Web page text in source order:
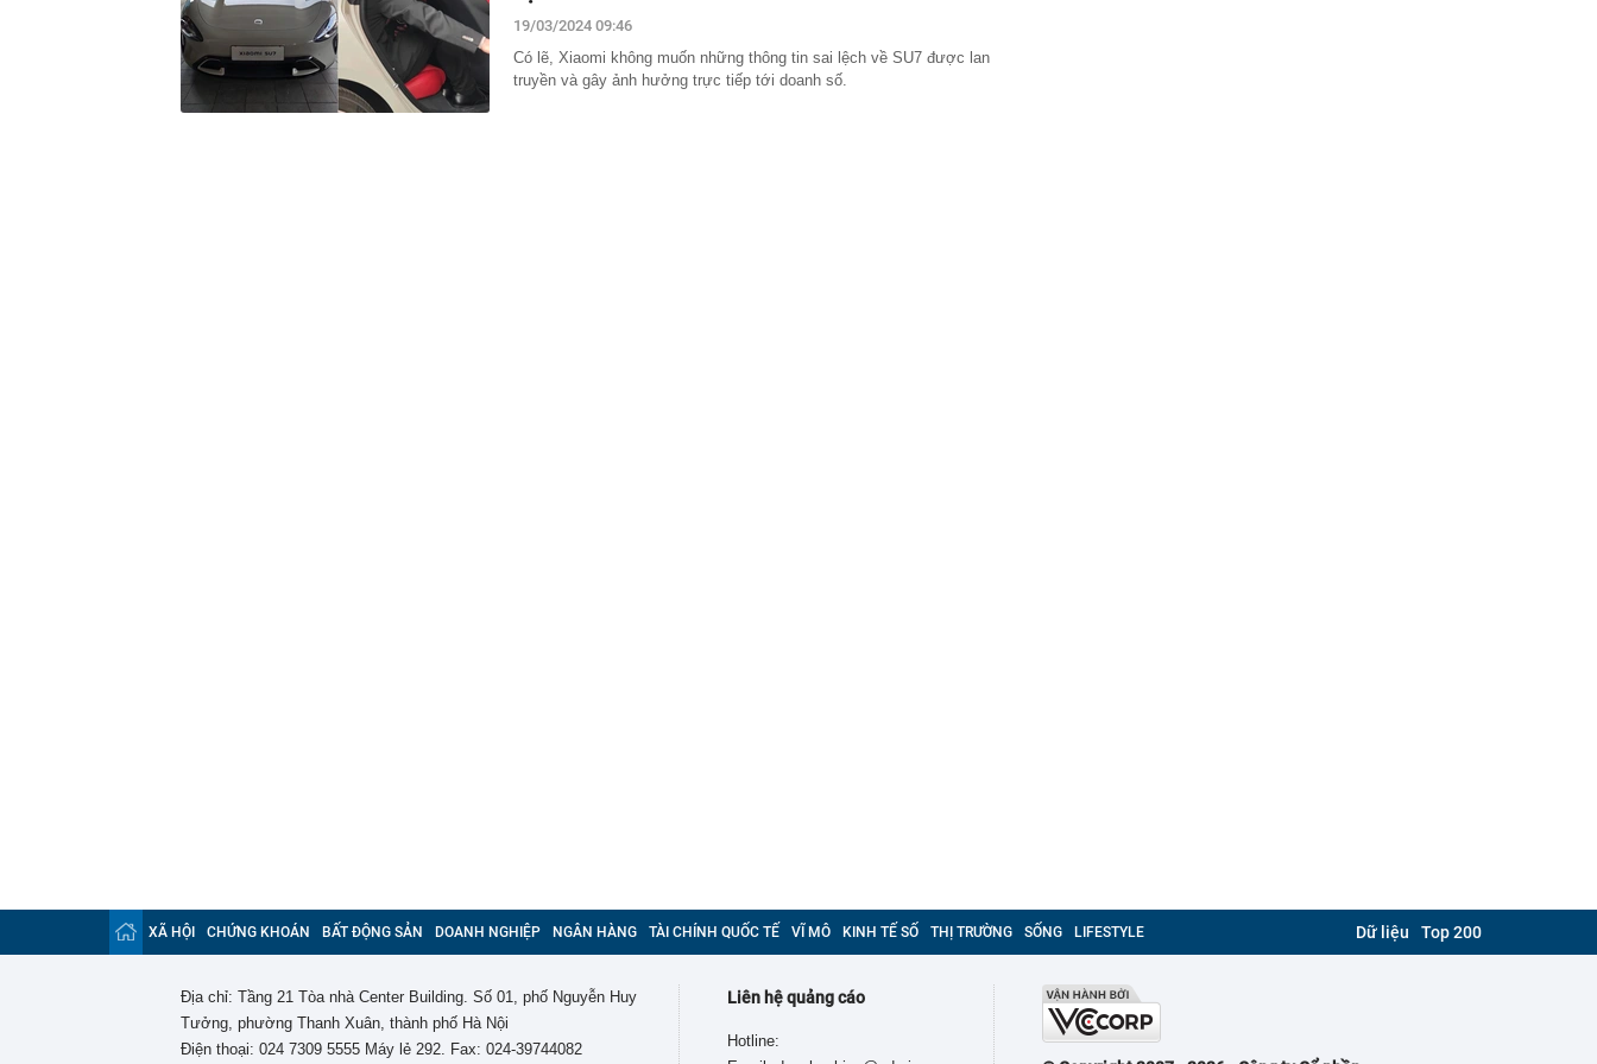
23:28
Trấn Thành công bố phim Tết 2027, nghe tên ai cũng quả quyết “chắc
chắn là siêu phẩm”
23:14
Bí mật được Apple giấu kín suốt 15 năm trên iPhone
22:56
Vì sao ngày càng nhiều gia đình không còn phơi quần áo ở ban công?
19/03/2024 09:46
Có lẽ, Xiaomi không muốn những thông tin sai lệch về SU7 được lan
truyền và gây ảnh hưởng trực tiếp tới doanh số.
XÃ HỘI CHỨNG KHOÁN BẤT ĐỘNG SẢN DOANH NGHIỆP NGÂN HÀNG TÀI CHÍNH QUỐC TẾ VĨ MÔ KINH TẾ SỐ THỊ TRƯỜNG SỐNG LIFESTYLE Dữ liệu Top 200
Địa chỉ: Tầng 21 Tòa nhà Center Building. Số 01, phố Nguyễn Huy
Tưởng, phường Thanh Xuân, thành phố Hà Nội
Điện thoại: 024 7309 5555 Máy lẻ 292. Fax: 024-39744082
Liên hệ quảng cáo
Hotline: